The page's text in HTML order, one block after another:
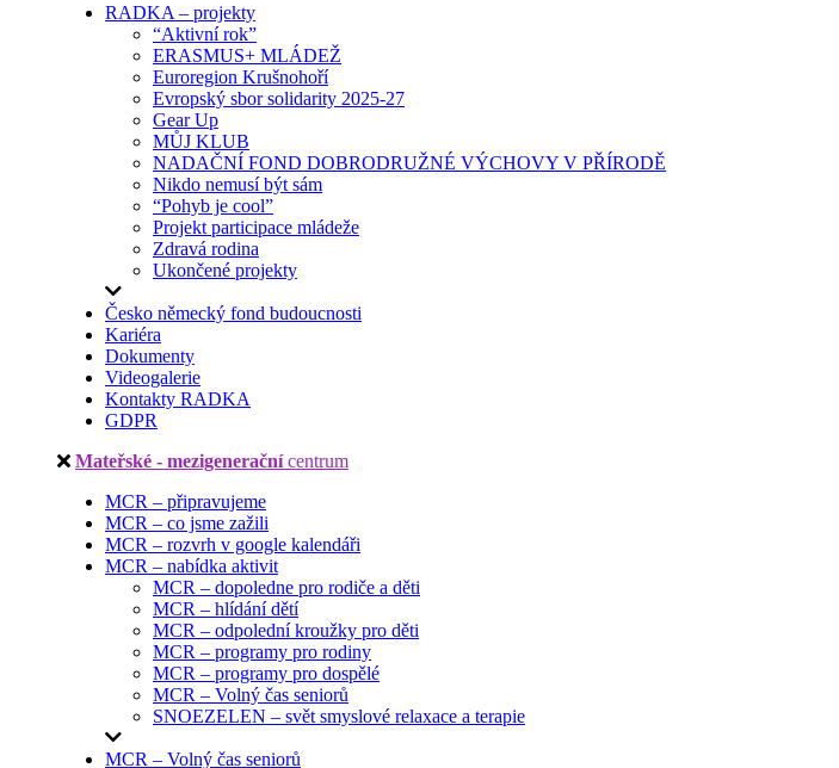
RADKA – projekty
“Aktivní rok”
ERASMUS+ MLÁDEŽ
Euroregion Krušnohoří
Evropský sbor solidarity 2025-27
Gear Up
MŮJ KLUB
NADAČNÍ FOND DOBRODRUŽNÉ VÝCHOVY V PŘÍRODĚ
Nikdo nemusí být sám
“Pohyb je cool”
Projekt participace mládeže
Zdravá rodina
Ukončené projekty
Česko německý fond budoucnosti
Kariéra
Dokumenty
Videogalerie
Kontakty RADKA
GDPR
Mateřské - mezigenerační centrum
MCR – připravujeme
MCR – co jsme zažili
MCR – rozvrh v google kalendáři
MCR – nabídka aktivit
MCR – dopoledne pro rodiče a děti
MCR – hlídání dětí
MCR – odpolední kroužky pro děti
MCR – programy pro rodiny
MCR – programy pro dospělé
MCR – Volný čas seniorů
SNOEZELEN – svět smyslové relaxace a terapie
MCR – Volný čas seniorů